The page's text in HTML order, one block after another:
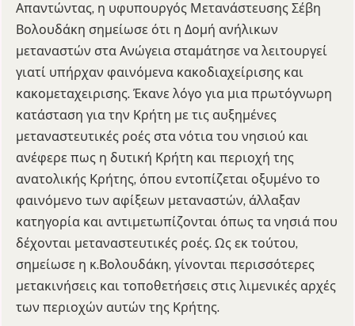
Απαντώντας, η υφυπουργός Μετανάστευσης Σέβη
Βολουδάκη σημείωσε ότι η Δομή ανήλικων
μεταναστών στα Ανώγεια σταμάτησε να λειτουργεί
γιατί υπήρχαν φαινόμενα κακοδιαχείρισης και
κακομεταχειρισης. Έκανε λόγο για μια πρωτόγνωρη
κατάσταση για την Κρήτη με τις αυξημένες
μεταναστευτικές ροές στα νότια του νησιού και
ανέφερε πως η δυτική Κρήτη και περιοχή της
ανατολικής Κρήτης, όπου εντοπίζεται οξυμένο το
φαινόμενο των αφίξεων μεταναστών, άλλαξαν
κατηγορία και αντιμετωπίζονται όπως τα νησιά που
δέχονται μεταναστευτικές ροές. Ως εκ τούτου,
σημείωσε η κ.Βολουδάκη, γίνονται περισσότερες
μετακινήσεις και τοποθετήσεις στις λιμενικές αρχές
των περιοχών αυτών της Κρήτης.